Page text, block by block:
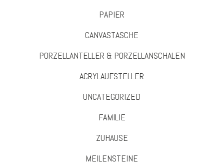
PAPIER
CANVASTASCHE
PORZELLANTELLER & PORZELLANSCHALEN
ACRYLAUFSTELLER
UNCATEGORIZED
FAMILIE
ZUHAUSE
MEILENSTEINE